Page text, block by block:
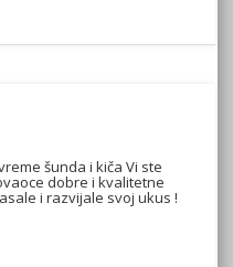
šunda i kiča Vi ste
dobre i kvalitetne
i razvijale svoj ukus !